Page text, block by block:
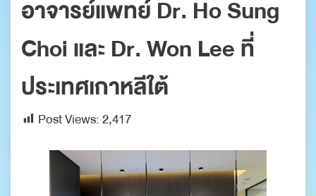
อาจารย์แพทย์ Dr. Ho Sung
Choi และ Dr. Won Lee ที่
ประเทศเกาหลีใต้
Post Views:2,417